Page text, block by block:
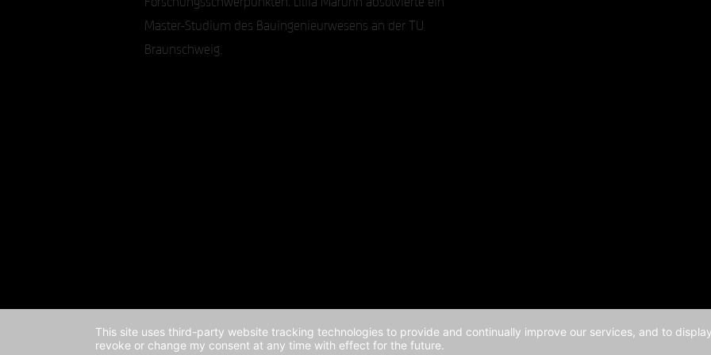
Master-Studium des Bauingenieurwesens an der TU
Braunschweig.
This site uses third-party website tracking technologies to provide and continually improve our services, and to
revoke or change my consent at any time with effect for the future.